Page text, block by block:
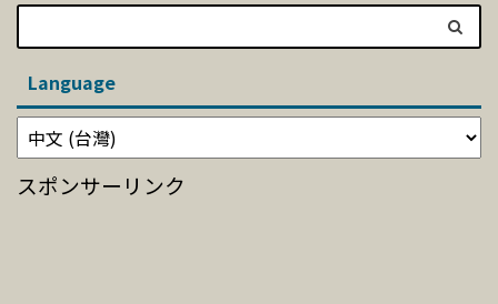
Language
スポンサーリンク